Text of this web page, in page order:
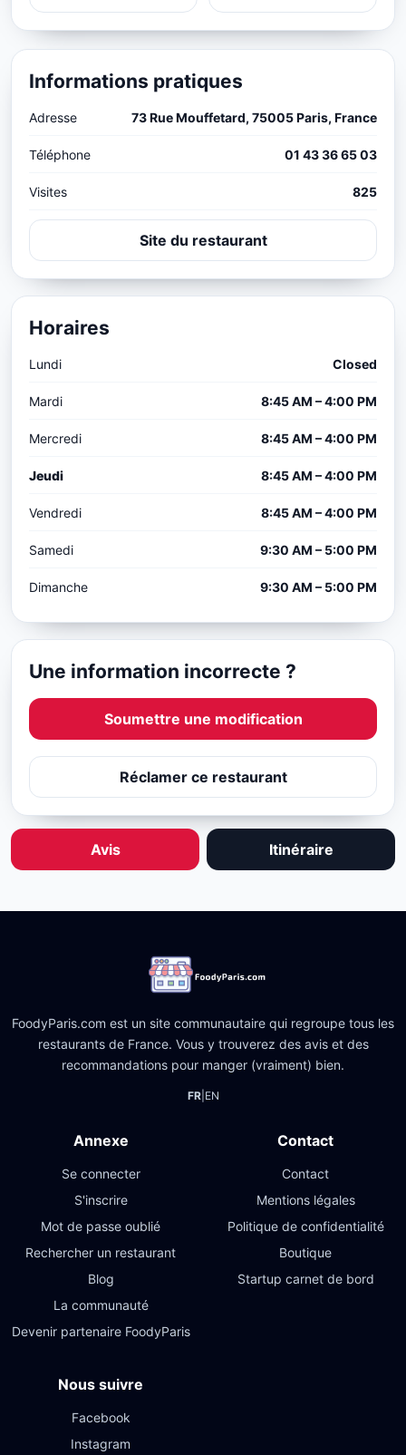
Informations pratiques
Adresse 73 Rue Mouffetard, 75005 Paris, France
Téléphone 01 43 36 65 03
Visites 825
Site du restaurant
Horaires
Lundi Closed
Mardi 8:45 AM – 4:00 PM
Mercredi 8:45 AM – 4:00 PM
Jeudi 8:45 AM – 4:00 PM
Vendredi 8:45 AM – 4:00 PM
Samedi 9:30 AM – 5:00 PM
Dimanche 9:30 AM – 5:00 PM
Une information incorrecte ?
Soumettre une modification
Réclamer ce restaurant
Avis Itinéraire
FoodyParis.com est un site communautaire qui regroupe tous les
restaurants de France. Vous y trouverez des avis et des
recommandations pour manger (vraiment) bien.
FR| EN
Annexe
Se connecter
S'inscrire
Mot de passe oublié
Rechercher un restaurant
Blog
La communauté
Devenir partenaire FoodyParis
Contact
Contact
Mentions légales
Politique de confidentialité
Boutique
Startup carnet de bord
Nous suivre
Facebook
Instagram